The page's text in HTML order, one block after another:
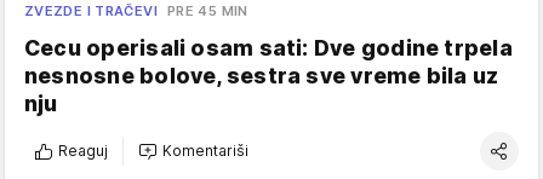
ZVEZDE I TRAČEVI PRE 45 MIN
Cecu operisali osam sati: Dve godine trpela
nesnosne bolove, sestra sve vreme bila uz
nju
Reaguj Komentariši